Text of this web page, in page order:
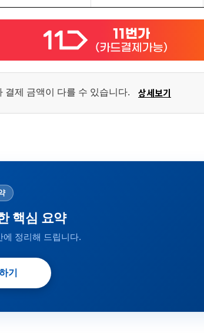
제 금액이 다를 수 있습니다. 상세보기
핵심 요약
정리해 드립니다.
기